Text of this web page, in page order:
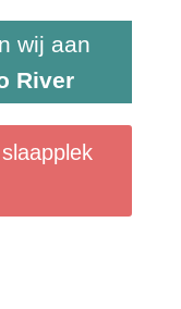
wij aan
River